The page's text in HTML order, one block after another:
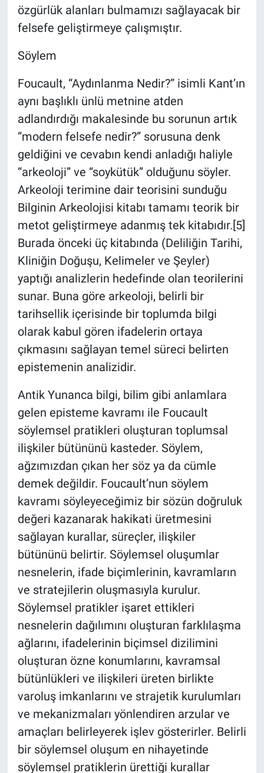
özgürlük alanları bulmamızı sağlayacak bir
felsefe geliştirmeye çalışmıştır.
Söylem
Foucault, “Aydınlanma Nedir?” isimli Kant’ın
aynı başlıklı ünlü metnine atden
adlandırdığı makalesinde bu sorunun artık
“modern felsefe nedir?” sorusuna denk
geldiğini ve cevabın kendi anladığı haliyle
“arkeoloji” ve “soykütük” olduğunu söyler.
Arkeoloji terimine dair teorisini sunduğu
Bilginin Arkeolojisi kitabı tamamı teorik bir
metot geliştirmeye adanmış tek kitabıdır.[5]
Burada önceki üç kitabında (Deliliğin Tarihi,
Kliniğin Doğuşu, Kelimeler ve Şeyler)
yaptığı analizlerin hedefinde olan teorilerini
sunar. Buna göre arkeoloji, belirli bir
tarihsellik içerisinde bir toplumda bilgi
olarak kabul gören ifadelerin ortaya
çıkmasını sağlayan temel süreci belirten
epistemenin analizidir.
Antik Yunanca bilgi, bilim gibi anlamlara
gelen episteme kavramı ile Foucault
söylemsel pratikleri oluşturan toplumsal
ilişkiler bütününü kasteder. Söylem,
ağzımızdan çıkan her söz ya da cümle
demek değildir. Foucault’nun söylem
kavramı söyleyeceğimiz bir sözün doğruluk
değeri kazanarak hakikati üretmesini
sağlayan kurallar, süreçler, ilişkiler
bütününü belirtir. Söylemsel oluşumlar
nesnelerin, ifade biçimlerinin, kavramların
ve stratejilerin oluşmasıyla kurulur.
Söylemsel pratikler işaret ettikleri
nesnelerin dağılımını oluşturan farklılaşma
ağlarını, ifadelerinin biçimsel dizilimini
oluşturan özne konumlarını, kavramsal
bütünlükleri ve ilişkileri üreten birlikte
varoluş imkanlarını ve strajetik kurulumları
ve mekanizmaları yönlendiren arzular ve
amaçları belirleyerek işlev gösterirler. Belirli
bir söylemsel oluşum en nihayetinde
söylemsel pratiklerin ürettiği kurallar